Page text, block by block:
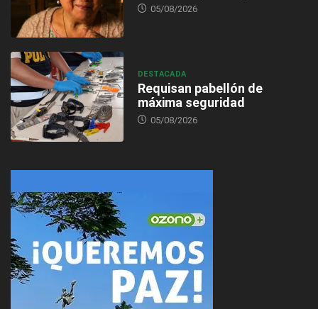
05/08/2026
DESTACADA
Requisan pabellón de
máxima seguridad
05/08/2026